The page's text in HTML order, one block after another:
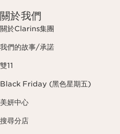
關於我們
關於Clarins集團
我們的故事/承諾
雙11
Black Friday (黑色星期五)
美妍中心
搜尋分店